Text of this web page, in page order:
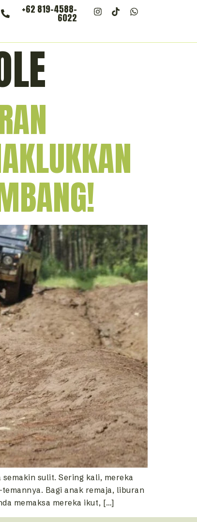
+62 819-4588-
6022
sulit. Sering kali, mereka
Bagi anak remaja, liburan
memaksa mereka ikut, […]